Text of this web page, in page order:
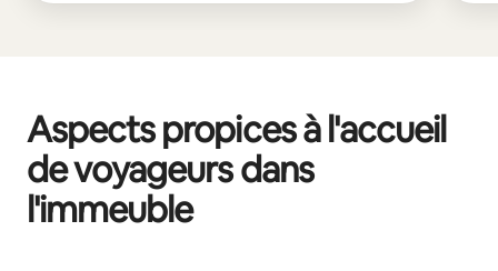
Aspects propices à l'accueil
de voyageurs dans
l'immeuble